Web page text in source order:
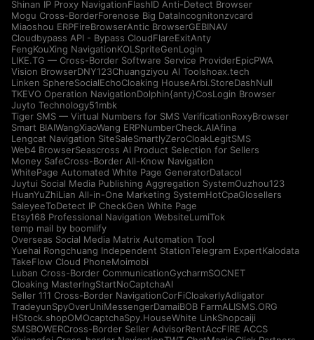
Shinan IP Proxy NavigationFlashID Anti-Detect Browser
Mogu Cross-BorderForenose Big DataIncognitonzvcard
Miaoshou ERPFireBrowserAntic BrowserGEBINAV
Cloudbypass API - Bypass CloudFlareExitAnty
FengKouXing NavigationKOLSpriteGenLogin
LIKE.TG — Cross-Border Software Service ProviderEpicPWA
Vision BrowserDNY123Chuangziyou AI Toolshoax.tech
Linken SphereSocialEchoCloaking HouseArbi.StoreDashNull
TKEVO Operation NavigationDolphin{anty}CosLogin Browser
Juyto Technology51mbk
Tiger SMS — Virtual Numbers for SMS VerificationRoxyBrowser
Smart BIAIWangXiaoWang ERPNumberCheck.AIAfina
Lengcat Navigation SiteSaleSmartlyZeroCloakLegitSMS
Web4 BrowserSeascross AI Product Selection for Sellers
Money SafeCross-Border All-Know Navigation
WhitePage Automated White Page GeneratorDatacol
Juytui Social Media Publishing Aggregation SystemOuzhou123
HuanYuZhiLian All-in-One Marketing SystemHotCpaGlosellers
SaleyeeToDetect IP CheckGen White Page
Etsy168 Professional Navigation WebsiteLumiTok
temp mail by boomlify
Overseas Social Media Matrix Automation Tool
Yuehai Rongchuang Independent StationTelegram ExpertKalodata
TakeFlow Cloud PhoneMoimobi
Luban Cross-Border CommunicationGycharmSOCNET
Cloaking MasterIngStartNoCaptchaAI
Seller 111 Cross-Border NavigationCorFiCloakerlyAdligator
TradeyunSpyOverUniMessengerDamaiBOB FarmALISMS.ORG
HStock.shopOMOcaptchaSpy.HouseWhite LinkShopcaiji
SMSBOWERCross-Border Seller AdvisorRentAccFIRE ACCS